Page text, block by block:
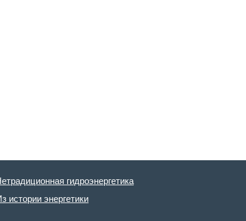
гидроэнергетика
истории энергетики